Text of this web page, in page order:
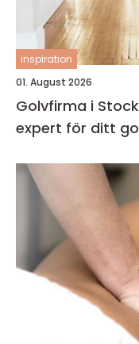
inspiration
01. August 2026
Golvfirma i
expert för ditt